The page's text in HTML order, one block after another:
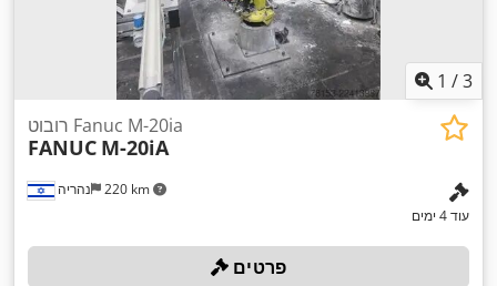
1 /3
נהריה 220 km
רובוט Fanuc M-20ia
FANUC M-20iA
עוד 4 ימים
פרטים